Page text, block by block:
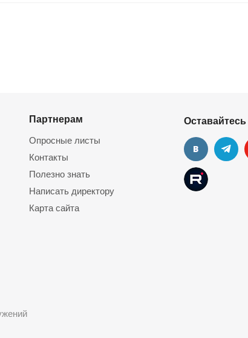
Партнерам
Опросные листы
Контакты
Полезно знать
Написать директору
Карта сайта
Оставайтесь